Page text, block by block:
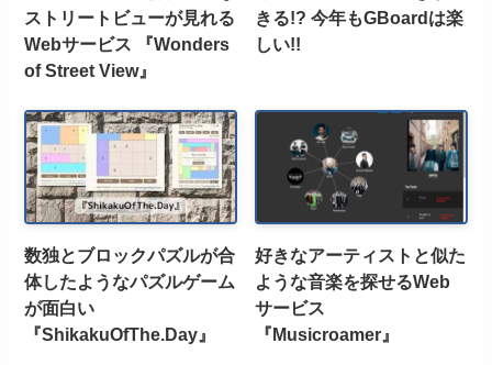
ストリートビューが見れる
Webサービス 『Wonders
of Street View』
きる!? 今年もGBoardは楽
しい!!
数独とブロックパズルが合
体したようなパズルゲーム
が面白い
『ShikakuOfThe.Day』
好きなアーティストと似た
ような音楽を探せるWeb
サービス
『Musicroamer』